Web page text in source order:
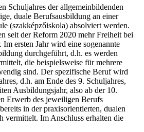
Schuljahres der allgemeinbildenden
duale Berufsausbildung an einer
(szakképzőiskola) absolviert werden.
seit der Reform 2020 mehr Freiheit bei
ersten Jahr wird eine sogenannte
durchgeführt, d.h. es werden
die beispielsweise für mehrere
sind. Der spezifische Beruf wird
d.h. am Ende des 9. Schuljahres,
Ausbildungsjahr, also ab der 10.
Erwerb des jeweiligen Berufs
in der praxisorientierten, dualen
vermittelt. Im Anschluss erhalten die